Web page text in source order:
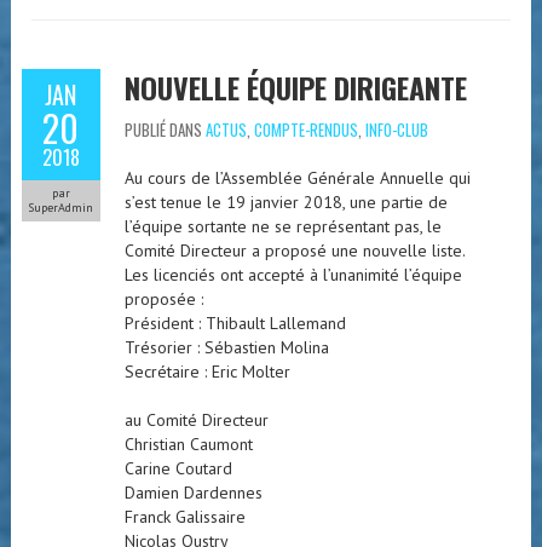
JAN
20
2018
par
SuperAdmin
NOUVELLE ÉQUIPE DIRIGEANTE
PUBLIÉ DANS ACTUS COMPTE-RENDUS INFO-CLUB
Au cours de l’Assemblée Générale Annuelle qui
s’est tenue le 19 janvier 2018, une partie de
l’équipe sortante ne se représentant pas, le
Comité Directeur a proposé une nouvelle liste.
Les licenciés ont accepté à l’unanimité l’équipe
proposée :
Président : Thibault Lallemand
Trésorier : Sébastien Molina
Secrétaire : Eric Molter
au Comité Directeur
Christian Caumont
Carine Coutard
Damien Dardennes
Franck Galissaire
Nicolas Oustry